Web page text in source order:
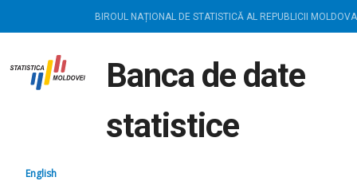
BIROUL NAȚIONAL DE STATISTICĂ AL REPUBLICII MOLDOVA
Banca de date
statistice
English